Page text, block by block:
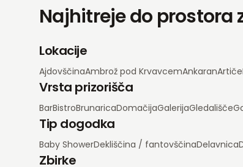
Najhitreje do prostora
Lokacije
AjdovščinaAmbrož pod KrvavcemAnkaranArtiče
Vrsta prizorišča
BarBistroBrunaricaDomačijaGalerijaGledališče
Tip dogodka
Baby ShowerDekliščina / fantovščinaDelavnica
Zbirke